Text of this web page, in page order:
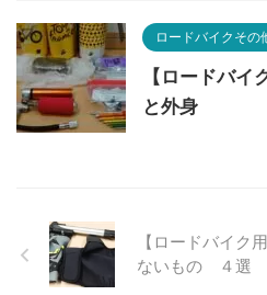
ロードバイクその
【ロードバイ
と外身
【ロードバイク
ないもの ４選